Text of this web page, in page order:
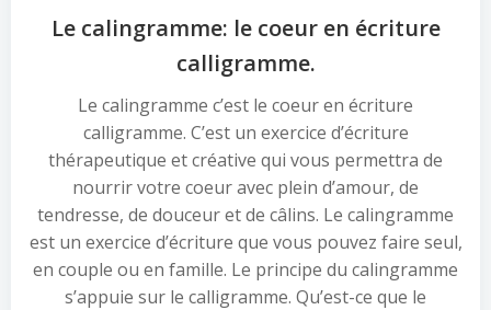
Le calingramme: le coeur en écriture
calligramme.
Le calingramme c’est le coeur en écriture
calligramme. C’est un exercice d’écriture
thérapeutique et créative qui vous permettra de
nourrir votre coeur avec plein d’amour, de
tendresse, de douceur et de câlins. Le calingramme
est un exercice d’écriture que vous pouvez faire seul,
en couple ou en famille. Le principe du calingramme
s’appuie sur le calligramme. Qu’est-ce que le